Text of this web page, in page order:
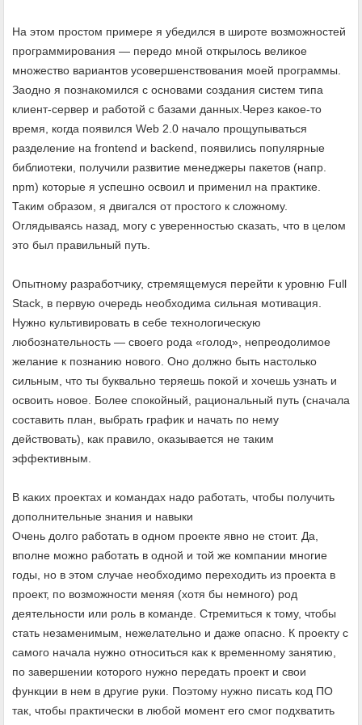
На этом простом примере я убедился в широте возможностей
программирования — передо мной открылось великое
множество вариантов усовершенствования моей программы.
Заодно я познакомился с основами создания систем типа
клиент-сервер и работой с базами данных.Через какое-то
время, когда появился Web 2.0 начало прощупываться
разделение на frontend и backend, появились популярные
библиотеки, получили развитие менеджеры пакетов (напр.
npm) которые я успешно освоил и применил на практике.
Таким образом, я двигался от простого к сложному.
Оглядываясь назад, могу с уверенностью сказать, что в целом
это был правильный путь.
Опытному разработчику, стремящемуся перейти к уровню Full
Stack, в первую очередь необходима сильная мотивация.
Нужно культивировать в себе технологическую
любознательность — своего рода «голод», непреодолимое
желание к познанию нового. Оно должно быть настолько
сильным, что ты буквально теряешь покой и хочешь узнать и
освоить новое. Более спокойный, рациональный путь (сначала
составить план, выбрать график и начать по нему
действовать), как правило, оказывается не таким
эффективным.
В каких проектах и командах надо работать, чтобы получить
дополнительные знания и навыки
Очень долго работать в одном проекте явно не стоит. Да,
вполне можно работать в одной и той же компании многие
годы, но в этом случае необходимо переходить из проекта в
проект, по возможности меняя (хотя бы немного) род
деятельности или роль в команде. Стремиться к тому, чтобы
стать незаменимым, нежелательно и даже опасно. К проекту с
самого начала нужно относиться как к временному занятию,
по завершении которого нужно передать проект и свои
функции в нем в другие руки. Поэтому нужно писать код ПО
так, чтобы практически в любой момент его смог подхватить